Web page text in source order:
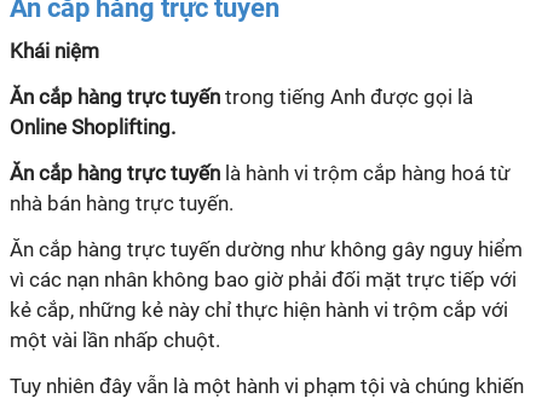
Ăn cắp hàng trực tuyến
Khái niệm
Ăn cắp hàng trực tuyến trong tiếng Anh được gọi là
Online Shoplifting.
Ăn cắp hàng trực tuyến là hành vi trộm cắp hàng hoá từ
nhà bán hàng trực tuyến.
Ăn cắp hàng trực tuyến dường như không gây nguy hiểm
vì các nạn nhân không bao giờ phải đối mặt trực tiếp với
kẻ cắp, những kẻ này chỉ thực hiện hành vi trộm cắp với
một vài lần nhấp chuột.
Tuy nhiên đây vẫn là một hành vi phạm tội và chúng khiến